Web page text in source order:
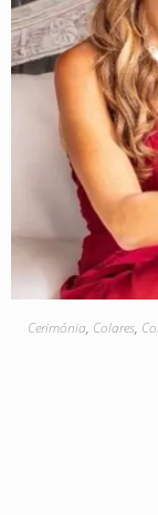
Cerimónia, Colares,